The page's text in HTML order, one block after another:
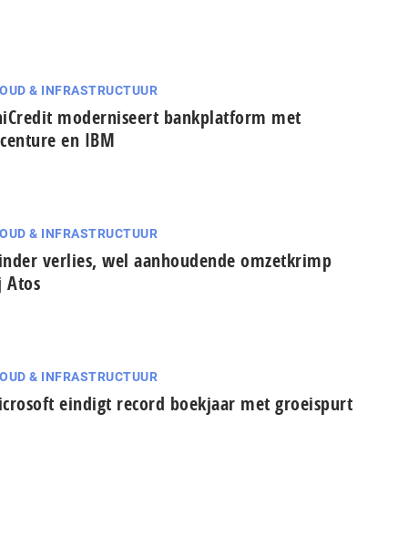
& INFRASTRUCTUUR
moderniseert bankplatform met
en IBM
& INFRASTRUCTUUR
verlies, wel aanhoudende omzetkrimp
Atos
& INFRASTRUCTUUR
eindigt record boekjaar met groeispurt